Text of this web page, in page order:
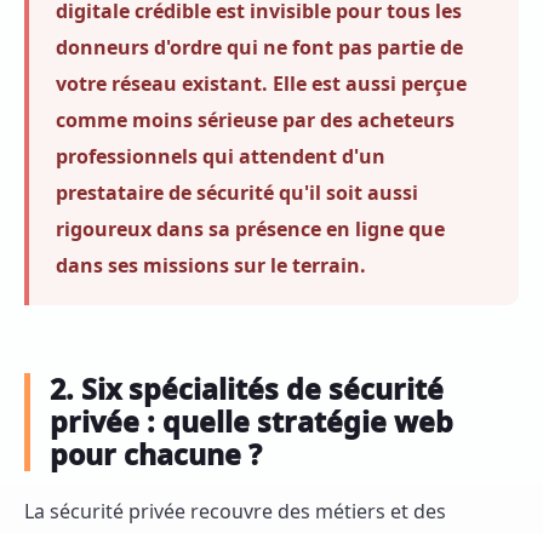
digitale crédible est invisible pour tous les
donneurs d'ordre qui ne font pas partie de
votre réseau existant. Elle est aussi perçue
comme moins sérieuse par des acheteurs
professionnels qui attendent d'un
prestataire de sécurité qu'il soit aussi
rigoureux dans sa présence en ligne que
dans ses missions sur le terrain.
2. Six spécialités de sécurité
privée : quelle stratégie web
pour chacune ?
La sécurité privée recouvre des métiers et des